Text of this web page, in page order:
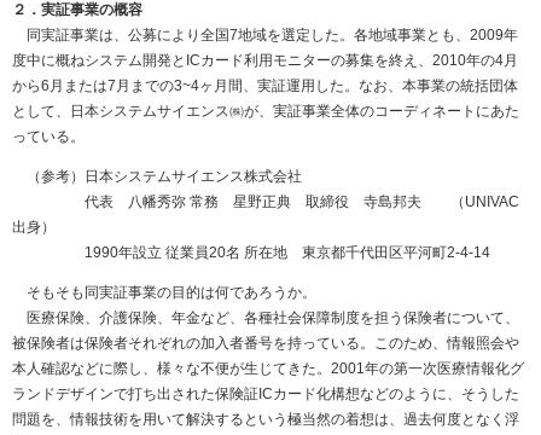
２．実証事業の概容
同実証事業は、公募により全国7地域を選定した。各地域事業とも、2009年
度中に概ねシステム開発とICカード利用モニターの募集を終え、2010年の4月
から6月または7月までの3~4ヶ月間、実証運用した。なお、本事業の統括団体
として、日本システムサイエンス㈱が、実証事業全体のコーディネートにあた
っている。
（参考）日本システムサイエンス株式会社
代表 八幡秀弥 常務 星野正典 取締役 寺島邦夫 （UNIVAC
出身）
1990年設立 従業員20名 所在地 東京都千代田区平河町2-4-14
そもそも同実証事業の目的は何であろうか。
医療保険、介護保険、年金など、各種社会保障制度を担う保険者について、
被保険者は保険者それぞれの加入者番号を持っている。このため、情報照会や
本人確認などに際し、様々な不便が生じてきた。2001年の第一次医療情報化グ
ランドデザインで打ち出された保険証ICカード化構想などのように、そうした
問題を、情報技術を用いて解決するという極当然の着想は、過去何度となく浮